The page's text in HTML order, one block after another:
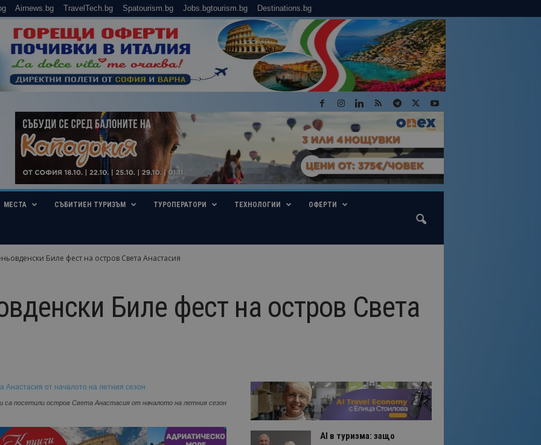
Airnews.bg TravelTech.bg Spatourism.bg Jobs.bgtourism.bg Destinations.bg
МЕСТА СЪБИТИЕН ТУРИЗЪМ ТУРОПЕРАТОРИ ТЕХНОЛОГИИ ОФЕРТИ
Биле фест на остров Света Анастасия
Биле фест на остров Света
са посетили остров Света Анастасия от началото на летния сезон
AI в туризма: защо